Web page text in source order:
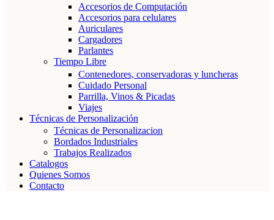
Accesorios de Computación
Accesorios para celulares
Auriculares
Cargadores
Parlantes
Tiempo Libre
Contenedores, conservadoras y luncheras
Cuidado Personal
Parrilla, Vinos & Picadas
Viajes
Técnicas de Personalización
Técnicas de Personalizacion
Bordados Industriales
Trabajos Realizados
Catalogos
Quienes Somos
Contacto